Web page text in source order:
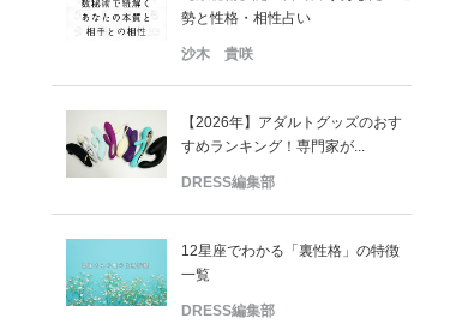
勢と性格・相性占い
沙木 貴咲
【2026年】アダルトグッズのおす
すめランキング！専門家が...
DRESS編集部
12星座でわかる「裏性格」の特徴
一覧
DRESS編集部